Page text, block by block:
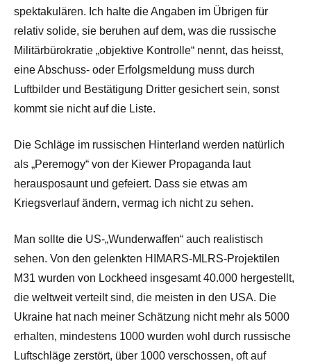
spektakulären. Ich halte die Angaben im Übrigen für
relativ solide, sie beruhen auf dem, was die russische
Militärbürokratie „objektive Kontrolle“ nennt, das heisst,
eine Abschuss- oder Erfolgsmeldung muss durch
Luftbilder und Bestätigung Dritter gesichert sein, sonst
kommt sie nicht auf die Liste.
Die Schläge im russischen Hinterland werden natürlich
als „Peremogy“ von der Kiewer Propaganda laut
herausposaunt und gefeiert. Dass sie etwas am
Kriegsverlauf ändern, vermag ich nicht zu sehen.
Man sollte die US-„Wunderwaffen“ auch realistisch
sehen. Von den gelenkten HIMARS-MLRS-Projektilen
M31 wurden von Lockheed insgesamt 40.000 hergestellt,
die weltweit verteilt sind, die meisten in den USA. Die
Ukraine hat nach meiner Schätzung nicht mehr als 5000
erhalten, mindestens 1000 wurden wohl durch russische
Luftschläge zerstört, über 1000 verschossen, oft auf